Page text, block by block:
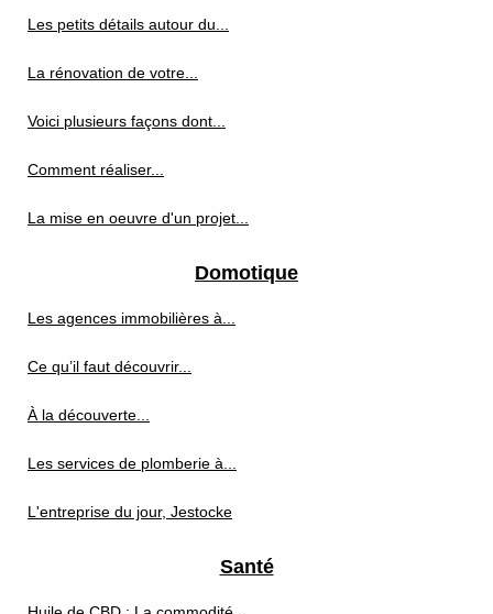
Les petits détails autour du...
La rénovation de votre...
Voici plusieurs façons dont...
Comment réaliser...
La mise en oeuvre d'un projet...
Domotique
Les agences immobilières à...
Ce qu’il faut découvrir...
À la découverte...
Les services de plomberie à...
L'entreprise du jour, Jestocke
Santé